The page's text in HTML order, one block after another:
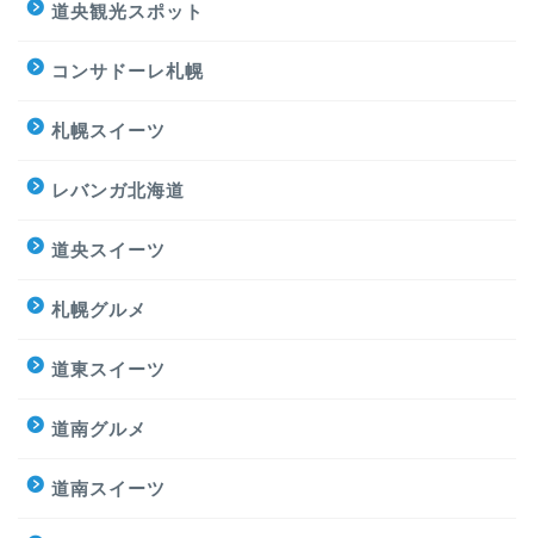
道央観光スポット
コンサドーレ札幌
札幌スイーツ
レバンガ北海道
道央スイーツ
札幌グルメ
道東スイーツ
道南グルメ
道南スイーツ